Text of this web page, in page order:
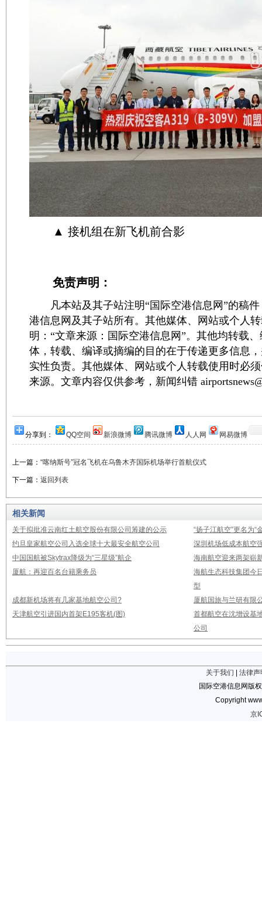
▲ 接机组在新飞机前合影
免责声明：
凡本站及其子站注明“国际空港信息网”的稿件
港信息网及其子站所有。其他媒体、网站或个人
明：“文章来源：国际空港信息网”。其他均转载
体，转载、编译或摘编的目的在于传递更多信息
实性负责。其他媒体、网站或个人转载使用时必
来源。文章内容仅供参考，新闻纠错
分享到： QQ空间 新浪微博 腾讯微博 人人网 网易微博
上一篇： “喀纳斯号”冠名飞机在乌鲁木齐国际机场举行首航仪式
下一篇： 返回列表
相关新闻
关于拟批准云南红土航空股份有限公司筹建的公示
“扬子江航空”更名为“
约旦皇家航空公司入选全球十大最安全航空公司
深圳机场低成本航空
中国国航被Skytrax降级为“三星级”航企
海南航空迎来两架崭
厦航：再迎百名台籍乘务员
海航生态科技集团今
型
成都新机场将有几家基地航空公司?
厦航国旅与兰研有限
天津航空引进国内首架E195客机(图)
首都航空在沈增设基
公司
关于我们
法律声
国际空港信息网版
Copyright
京